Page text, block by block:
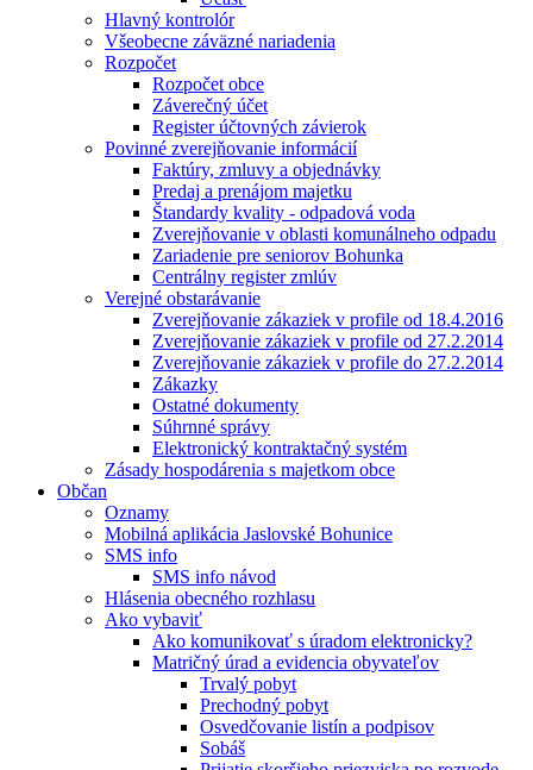
Hlavný kontrolór
Všeobecne záväzné nariadenia
Rozpočet
Rozpočet obce
Záverečný účet
Register účtovných závierok
Povinné zverejňovanie informácií
Faktúry, zmluvy a objednávky
Predaj a prenájom majetku
Štandardy kvality - odpadová voda
Zverejňovanie v oblasti komunálneho odpadu
Zariadenie pre seniorov Bohunka
Centrálny register zmlúv
Verejné obstarávanie
Zverejňovanie zákaziek v profile od 18.4.2016
Zverejňovanie zákaziek v profile od 27.2.2014
Zverejňovanie zákaziek v profile do 27.2.2014
Zákazky
Ostatné dokumenty
Súhrnné správy
Elektronický kontraktačný systém
Zásady hospodárenia s majetkom obce
Občan
Oznamy
Mobilná aplikácia Jaslovské Bohunice
SMS info
SMS info návod
Hlásenia obecného rozhlasu
Ako vybaviť
Ako komunikovať s úradom elektronicky?
Matričný úrad a evidencia obyvateľov
Trvalý pobyt
Prechodný pobyt
Osvedčovanie listín a podpisov
Sobáš